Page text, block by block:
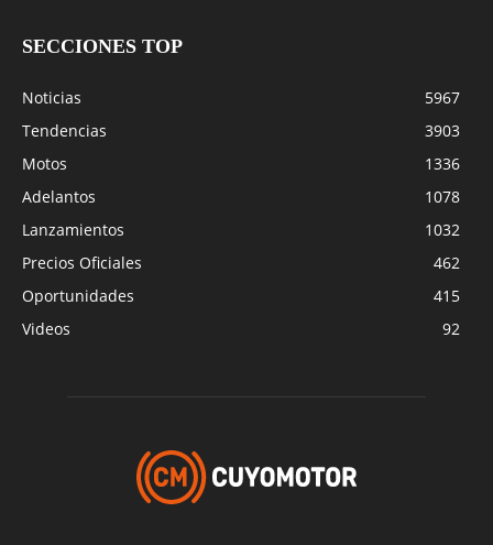
SECCIONES TOP
Noticias
5967
Tendencias
3903
Motos
1336
Adelantos
1078
Lanzamientos
1032
Precios Oficiales
462
Oportunidades
415
Videos
92